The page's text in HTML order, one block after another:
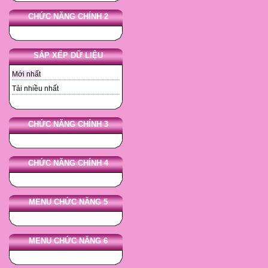
CHỨC NĂNG CHÍNH 2
SẮP XẾP DỮ LIỆU
Mới nhất
Tải nhiều nhất
CHỨC NĂNG CHÍNH 3
CHỨC NĂNG CHÍNH 4
MENU CHỨC NĂNG 5
MENU CHỨC NĂNG 6